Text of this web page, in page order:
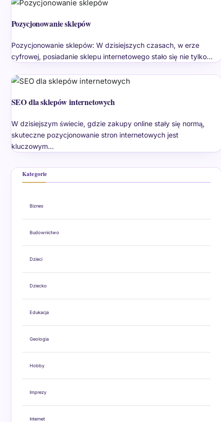
Pozycjonowanie sklepów
Pozycjonowanie sklepów: W dzisiejszych czasach, w erze
cyfrowej, posiadanie sklepu internetowego stało się nie tylko…
SEO dla sklepów internetowych
W dzisiejszym świecie, gdzie zakupy online stały się normą,
skuteczne pozycjonowanie stron internetowych jest
kluczowym…
Kategorie
Biznes
Budownictwo
Dzieci
Dziecko
Edukacja
Geologia
Hobby
Imprezy
Internet